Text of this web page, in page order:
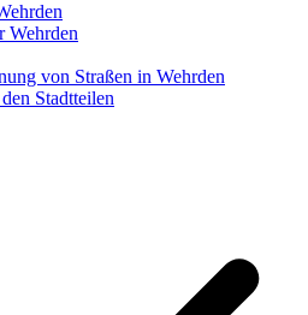
Wehrden
von Straßen in Wehrden
Stadtteilen